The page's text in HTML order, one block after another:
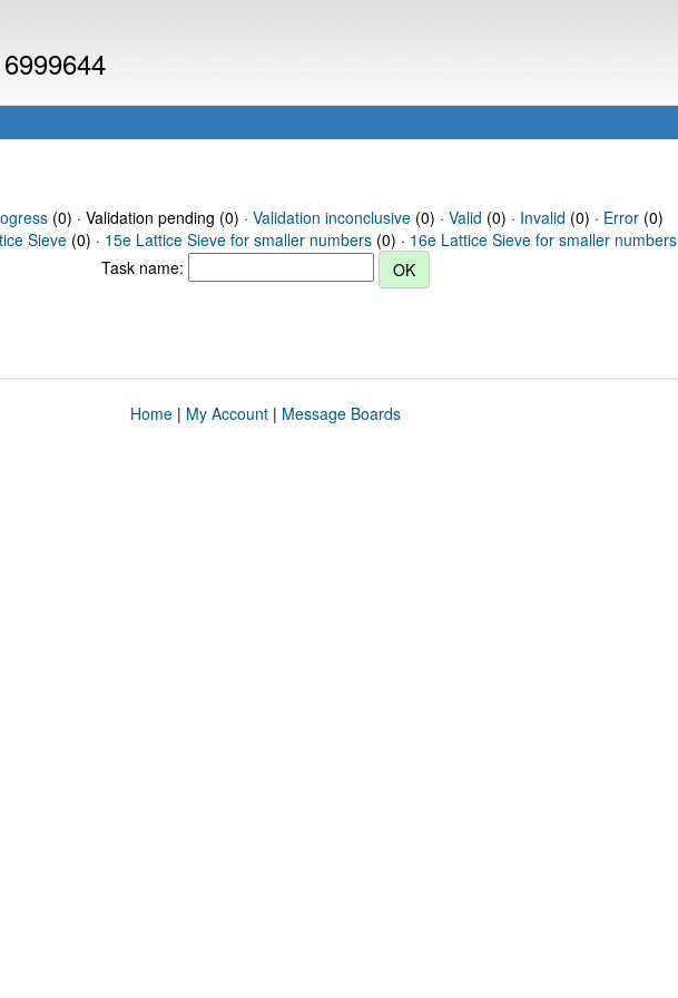
(0) · Validation pending (0) · Validation inconclusive(0) · Valid (0) · Invalid (0) · Error(0)
Sieve (0) · 15e Lattice Sieve for smaller numbers (0) · 16e Lattice Sieve for smaller numbers
Task name:
Home| My Account| Message Boards